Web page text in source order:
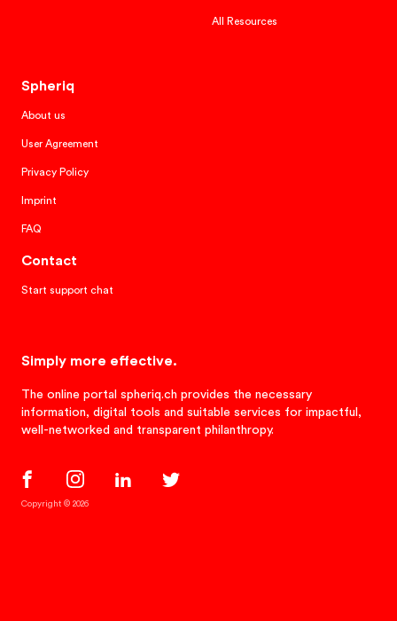
All Resources
Spheriq
About us
User Agreement
Privacy Policy
Imprint
FAQ
Contact
Start support chat
Simply more effective.
The online portal spheriq.ch provides the necessary
information, digital tools and suitable services for impactful,
well-networked and transparent philanthropy.
Copyright © 2026